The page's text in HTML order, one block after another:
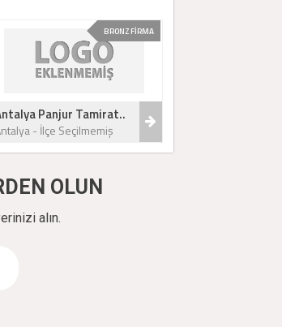
BRONZ FİRMA
Panjur Tamirat..
- İlçe Seçilmemiş
OLUN
alın.